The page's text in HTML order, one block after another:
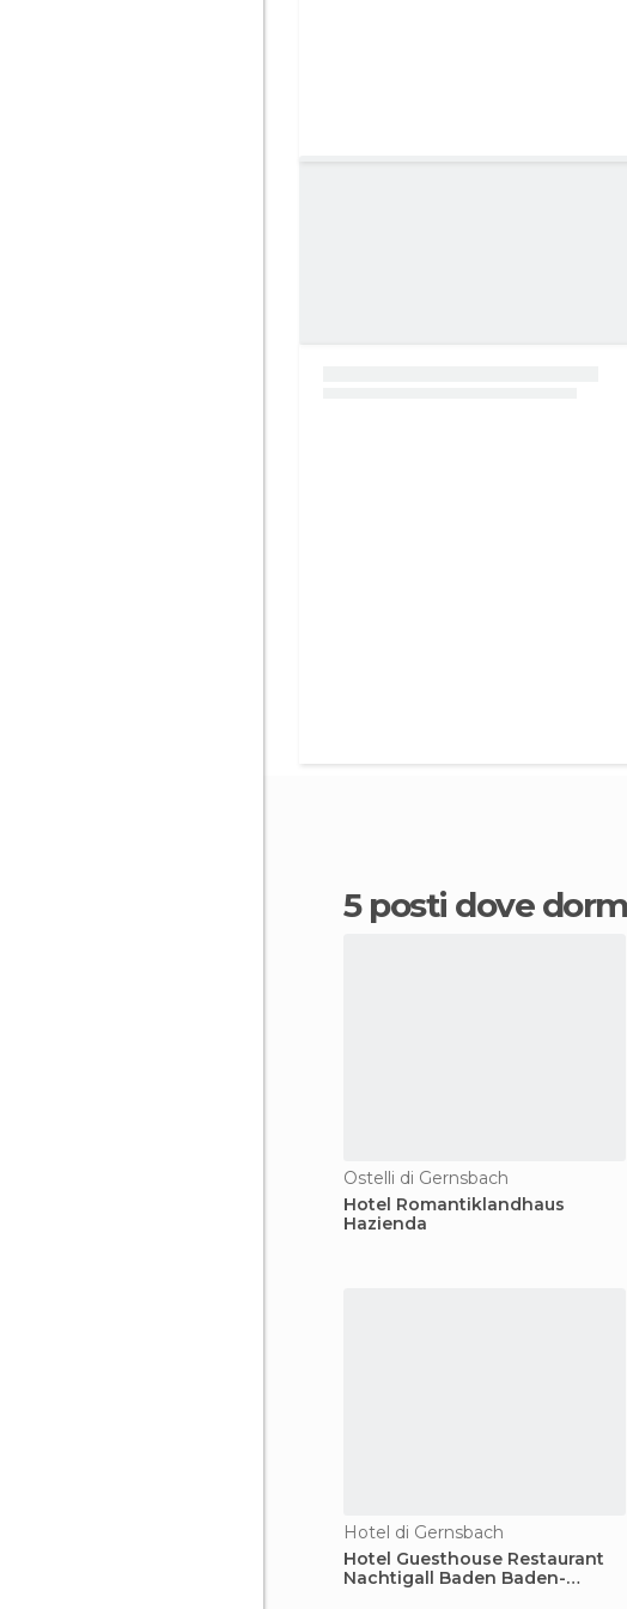
5 posti dove
Ostelli di Gernsbach
Hotel Romantiklandhaus
Hazienda
Hotel di Gernsbach
Hotel Guesthouse Restaurant
Nachtigall Baden Baden-